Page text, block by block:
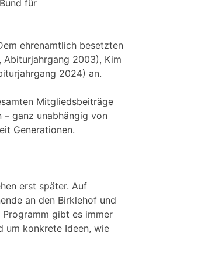
für
ehrenamtlich besetzten
Abiturjahrgang 2003), Kim
2024) an.
Mitgliedsbeiträge
ganz unabhängig von
Generationen.
erst später. Auf
an den Birklehof und
gibt es immer
um konkrete Ideen, wie